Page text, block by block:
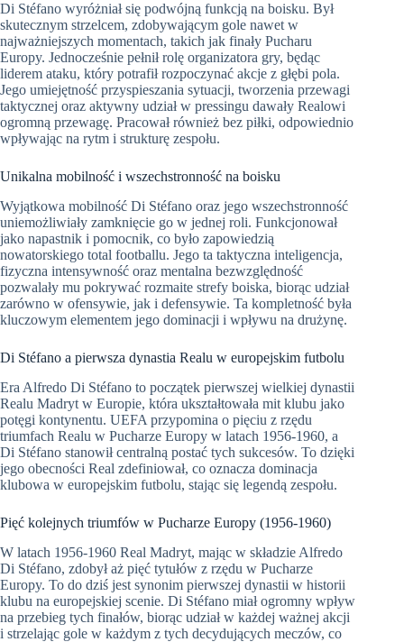
Di Stéfano wyróżniał się podwójną funkcją na boisku. Był
skutecznym strzelcem, zdobywającym gole nawet w
najważniejszych momentach, takich jak finały Pucharu
Europy. Jednocześnie pełnił rolę organizatora gry, będąc
liderem ataku, który potrafił rozpoczynać akcje z głębi pola.
Jego umiejętność przyspieszania sytuacji, tworzenia przewagi
taktycznej oraz aktywny udział w pressingu dawały Realowi
ogromną przewagę. Pracował również bez piłki, odpowiednio
wpływając na rytm i strukturę zespołu.
Unikalna mobilność i wszechstronność na boisku
Wyjątkowa mobilność Di Stéfano oraz jego wszechstronność
uniemożliwiały zamknięcie go w jednej roli. Funkcjonował
jako napastnik i pomocnik, co było zapowiedzią
nowatorskiego total footballu. Jego ta taktyczna inteligencja,
fizyczna intensywność oraz mentalna bezwzględność
pozwalały mu pokrywać rozmaite strefy boiska, biorąc udział
zarówno w ofensywie, jak i defensywie. Ta kompletność była
kluczowym elementem jego dominacji i wpływu na drużynę.
Di Stéfano a pierwsza dynastia Realu w europejskim futbolu
Era Alfredo Di Stéfano to początek pierwszej wielkiej dynastii
Realu Madryt w Europie, która ukształtowała mit klubu jako
potęgi kontynentu. UEFA przypomina o pięciu z rzędu
triumfach Realu w Pucharze Europy w latach 1956-1960, a
Di Stéfano stanowił centralną postać tych sukcesów. To dzięki
jego obecności Real zdefiniował, co oznacza dominacja
klubowa w europejskim futbolu, stając się legendą zespołu.
Pięć kolejnych triumfów w Pucharze Europy (1956-1960)
W latach 1956-1960 Real Madryt, mając w składzie Alfredo
Di Stéfano, zdobył aż pięć tytułów z rzędu w Pucharze
Europy. To do dziś jest synonim pierwszej dynastii w historii
klubu na europejskiej scenie. Di Stéfano miał ogromny wpływ
na przebieg tych finałów, biorąc udział w każdej ważnej akcji
i strzelając gole w każdym z tych decydujących meczów, co